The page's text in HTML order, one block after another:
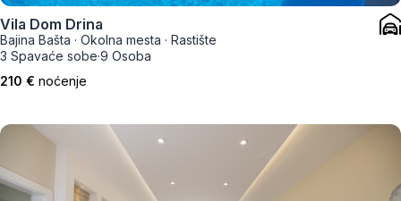
Vila Dom Drina
Bajina Bašta · Okolna mesta · Rastište
3 Spavaće sobe·9 Osoba
210 € noćenje